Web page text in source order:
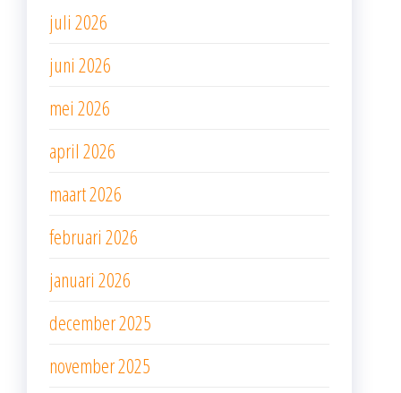
juli 2026
juni 2026
mei 2026
april 2026
maart 2026
februari 2026
januari 2026
december 2025
november 2025